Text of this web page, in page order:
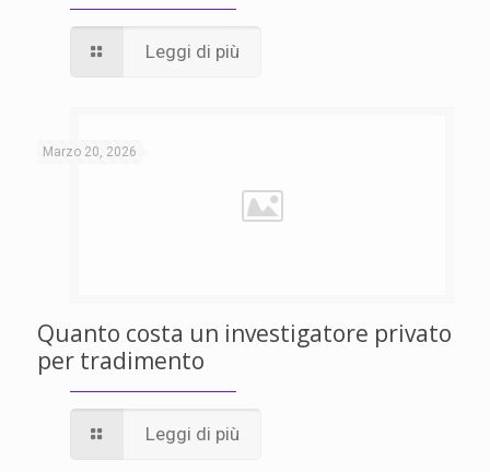
Leggi di più
Marzo 20, 2026
Quanto costa un investigatore privato
per tradimento
Leggi di più